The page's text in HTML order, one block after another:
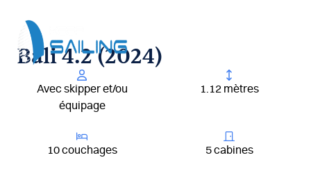
contenu
Bali 4.2 (2024)
Avec skipper et/ou
équipage
1.12 mètres
10 couchages 5 cabines